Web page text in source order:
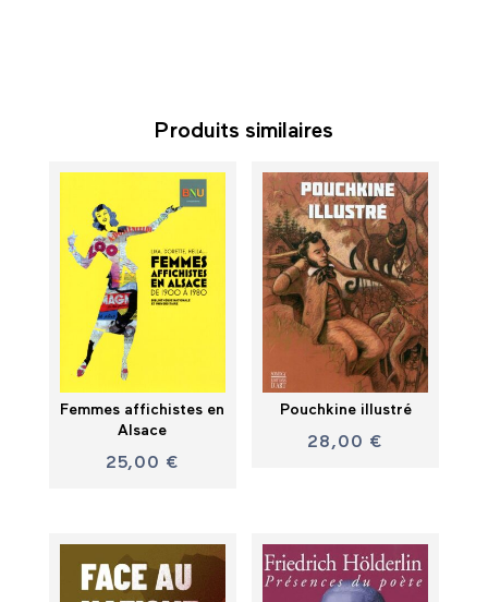
Produits similaires
Femmes affichistes en
Alsace
25,00 €
Pouchkine illustré
28,00 €